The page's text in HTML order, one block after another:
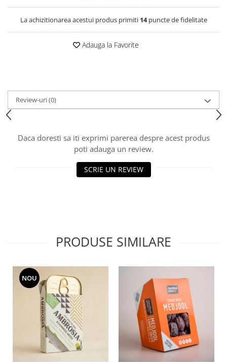
La achizitionarea acestui produs primiti 14puncte de fidelitate
Adauga la Favorite
Review-uri(0)
Daca doresti sa iti exprimi parerea despre acest produs
poti adauga un review.
SCRIE UN REVIEW
PRODUSE SIMILARE
NOU